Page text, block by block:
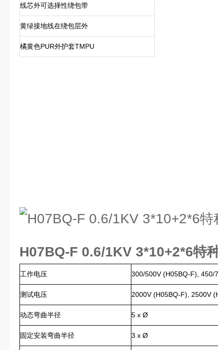
线芯外可选择性绕包带
黄绿接地线在绕包层外
橘黄色PUR外护套TMPU
H07BQ-F 0.6/1KV 3*10+2*6特
工作电压 300/500V (H05BQ-F), 450/
测试电压 2000V (H05BQ-F), 2500V
动态弯曲半径 5 x Ø
固定安装弯曲半径 3 x Ø